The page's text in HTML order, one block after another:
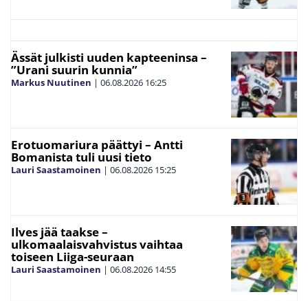
Ässät julkisti uuden kapteeninsa –
”Urani suurin kunnia”
Markus Nuutinen | 06.08.2026 16:25
Erotuomariura päättyi – Antti
Bomanista tuli uusi tieto
Lauri Saastamoinen | 06.08.2026 15:25
Ilves jää taakse –
ulkomaalaisvahvistus vaihtaa
toiseen Liiga-seuraan
Lauri Saastamoinen | 06.08.2026 14:55